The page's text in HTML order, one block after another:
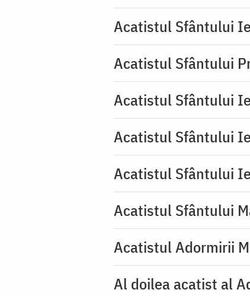
Acatistul Sfântului
Acatistul Sfântului
Acatistul Sfântului
Acatistul Sfântului
Acatistul Sfântului
Acatistul Sfântului
Acatistul Adormirii
Al doilea acatist al